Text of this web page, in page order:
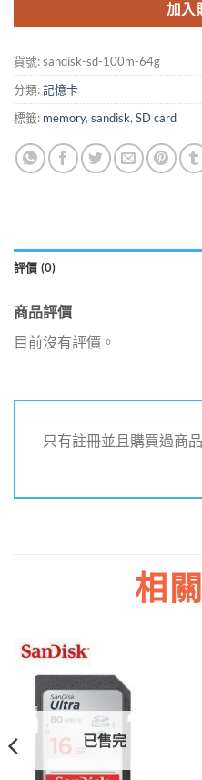
加入
貨號:sandisk-sd-100m-64g
分類:記憶卡
標籤: memory, sandisk, SD card
評價 (0)
商品評價
目前沒有評價。
只有註冊並且購買過商
相
已售完